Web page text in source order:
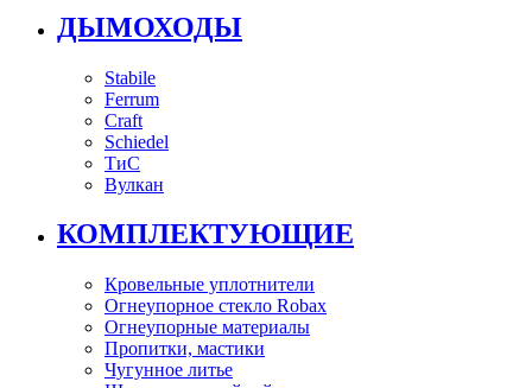
ДЫМОХОДЫ
Stabile
Ferrum
Craft
Schiedel
ТиС
Вулкан
КОМПЛЕКТУЮЩИЕ
Кровельные уплотнители
Огнеупорное стекло Robax
Огнеупорные материалы
Пропитки, мастики
Чугунное литье